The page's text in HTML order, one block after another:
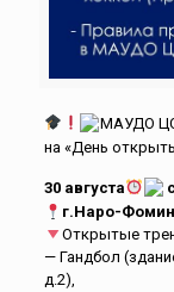
МАУДО
на «День
30 августа
г.Наро-
Открытые
— Гандбол
д.2),